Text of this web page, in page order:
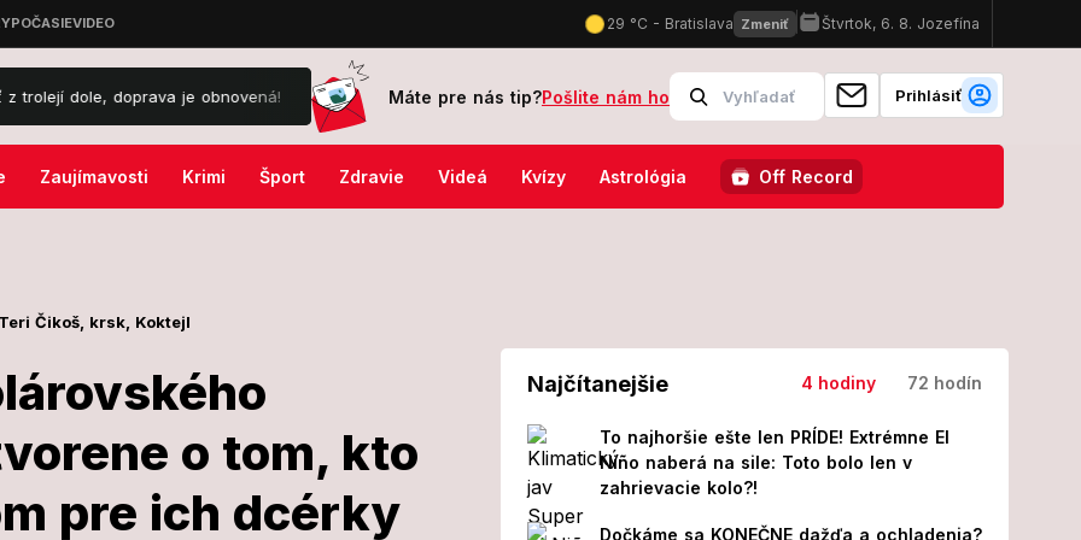
je obnovená! Plačková vysolila za 3 nápoje na dovolenke sumu, z ktorej sa vám zatočí hlava: Keby mám tu kaviareň, som milionárka!
Máte pre nás tip?Pošlite nám ho Prihlásiť
Zaujímavosti Krimi Šport Zdravie Videá Kvízy Astrológia Off Record
Teri Čikoš, krsk, Koktejl
o tom, kto
pre ich dcérky
aj
Najčítanejšie 4 hodiny 72 hodín
To najhoršie ešte len PRÍDE! Extrémne El
Niño naberá na sile: Toto bolo len v
zahrievacie kolo?!
Dočkáme sa KONEČNE dažďa a ochladenia?